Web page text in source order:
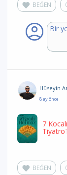
BEĞEN
Hüseyin
8 ay önce
7
BEĞEN